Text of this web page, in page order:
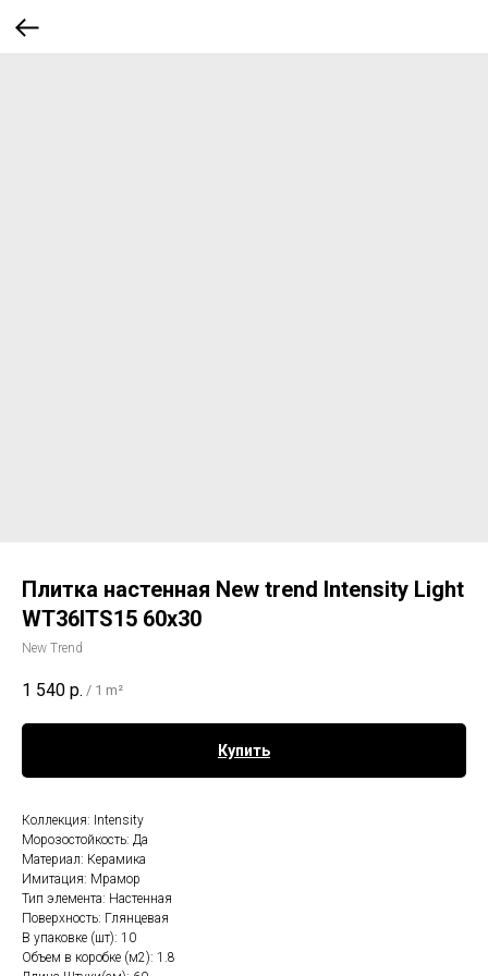
Плитка настенная New trend Intensity Light
WT36ITS15 60х30
New Trend
1 540 р. / 1 m²
Купить
Коллекция: Intensity
Морозостойкость: Да
Материал: Керамика
Имитация: Мрамор
Тип элемента: Настенная
Поверхность: Глянцевая
В упаковке (шт): 10
Объем в коробке (м2): 1.8